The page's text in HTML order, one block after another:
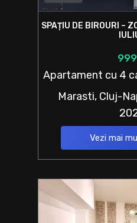
SPAȚIU DE BIROURI –
Apartament cu 4
Marasti, Cluj-
Vezi mai